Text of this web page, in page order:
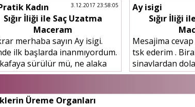
Kadın 3.12.2017 23:58:05
Sığır İliği ile Saç Uzatma
Maceram
merhaba sayın Ay isigi.
ilk başlarda inanmıyordum.
sürülür mü, ne alaka
ama denize düşen
denedim....
Ay isigi
Sığır İliği
Mesajima
tsk ederim .
sinavlardan
gosterdim sizin
onunda...
Üreme Organları